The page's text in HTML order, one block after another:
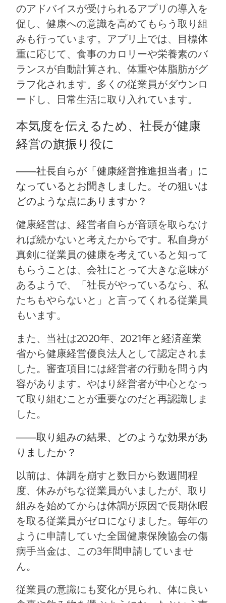
のアドバイスが受けられるアプリの導入を
促し、健康への意識を高めてもらう取り組
みも行っています。アプリ上では、目標体
重に応じて、食事のカロリーや栄養素のバ
ランスが自動計算され、体重や体脂肪がグ
ラフ化されます。多くの従業員がダウンロ
ードし、日常生活に取り入れています。
本気度を伝えるため、社長が健康
経営の旗振り役に
――社長自らが「健康経営推進担当者」に
なっているとお聞きしました。その狙いは
どのような点にありますか？
健康経営は、経営者自らが音頭を取らなけ
れば続かないと考えたからです。私自身が
真剣に従業員の健康を考えていると知って
もらうことは、会社にとって大きな意味が
あるようで、「社長がやっているなら、私
たちもやらないと」と言ってくれる従業員
もいます。
また、当社は2020年、2021年と経済産業
省から健康経営優良法人として認定されま
した。審査項目には経営者の行動を問う内
容があります。やはり経営者が中心となっ
て取り組むことが重要なのだと再認識しま
した。
――取り組みの結果、どのような効果があ
りましたか？
以前は、体調を崩すと数日から数週間程
度、休みがちな従業員がいましたが、取り
組みを始めてからは体調が原因で長期休暇
を取る従業員がゼロになりました。毎年の
ように申請していた全国健康保険協会の傷
病手当金は、この3年間申請していませ
ん。
従業員の意識にも変化が見られ、体に良い